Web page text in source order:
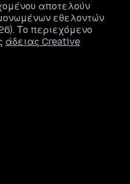
αποτελούν
εθελοντών
Το περιεχόμενο
άδειας Creative